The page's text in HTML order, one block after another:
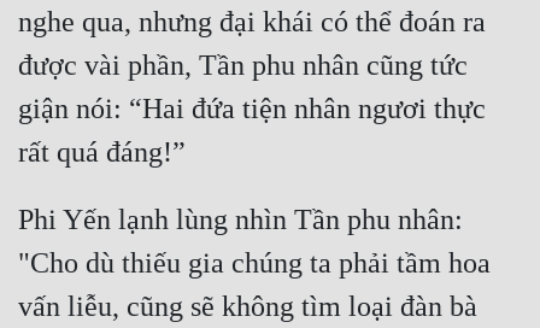
nghe qua, nhưng đại khái có thể đoán ra
được vài phần, Tần phu nhân cũng tức
giận nói: “Hai đứa tiện nhân ngươi thực
Phi Yến lạnh lùng nhìn Tần phu nhân:
"Cho dù thiếu gia chúng ta phải tầm hoa
vấn liễu, cũng sẽ không tìm loại đàn bà